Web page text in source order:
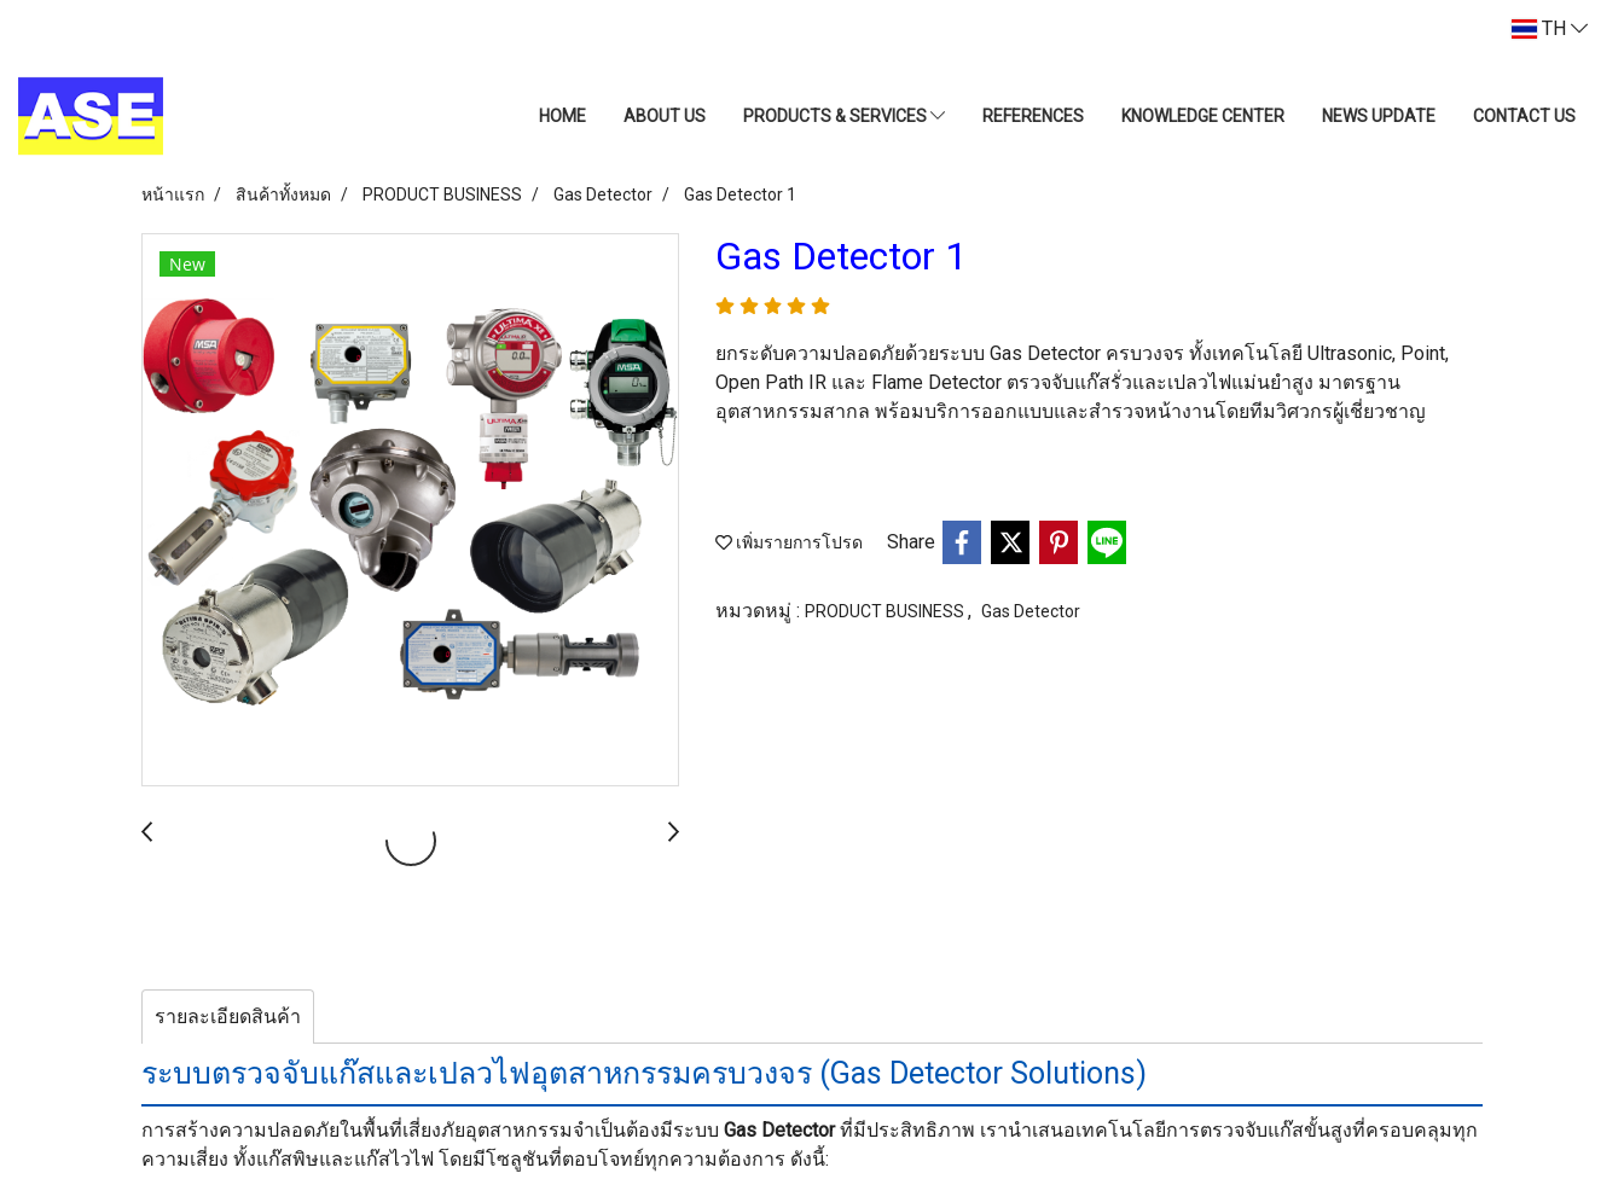
TH
HOME ABOUT US PRODUCTS & SERVICES REFERENCES KNOWLEDGE CENTER NEWS UPDATE CONTACT US
หน้าแรก สินค้าทั้งหมด PRODUCT BUSINESS Gas Detector Gas Detector 1
New Gas Detector 1
ยกระดับความปลอดภัยด้วยระบบ Gas Detector ครบวงจร ทั้งเทคโนโลยี Ultrasonic, Point,
Open Path IR และ Flame Detector ตรวจจับแก๊สรั่วและเปลวไฟแม่นยำสูง มาตรฐาน
อุตสาหกรรมสากล พร้อมบริการออกแบบและสำรวจหน้างานโดยทีมวิศวกรผู้เชี่ยวชาญ
เพิ่มรายการโปรด Share
หมวดหมู่ : PRODUCT BUSINESS , Gas Detector
รายละเอียดสินค้า
ระบบตรวจจับแก๊สและเปลวไฟอุตสาหกรรมครบวงจร (Gas Detector Solutions)
การสร้างความปลอดภัยในพื้นที่เสี่ยงภัยอุตสาหกรรมจำเป็นต้องมีระบบ Gas Detectorที่มีประสิทธิภาพ เรานำเสนอเทคโนโลยีการตรวจจับแก๊สขั้นสูงที่ครอบคลุมทุก
ความเสี่ยง ทั้งแก๊สพิษและแก๊สไวไฟ โดยมีโซลูชันที่ตอบโจทย์ทุกความต้องการ ดังนี้: